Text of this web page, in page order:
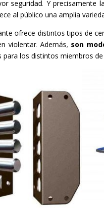
seguridad. Y precisamente
al público una amplia
ofrece distintos tipos de
violentar. Además, son
para los distintos miembros